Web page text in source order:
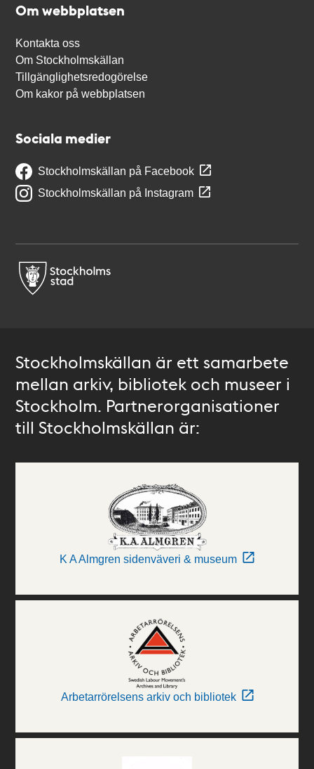
Om webbplatsen
Kontakta oss
Om Stockholmskällan
Tillgänglighetsredogörelse
Om kakor på webbplatsen
Sociala medier
Stockholmskällan på Facebook
Stockholmskällan på Instagram
Stockholmskällan är ett samarbete
mellan arkiv, bibliotek och museer i
Stockholm. Partnerorganisationer
till Stockholmskällan är:
K A Almgren sidenväveri & museum
Arbetarrörelsens arkiv och bibliotek